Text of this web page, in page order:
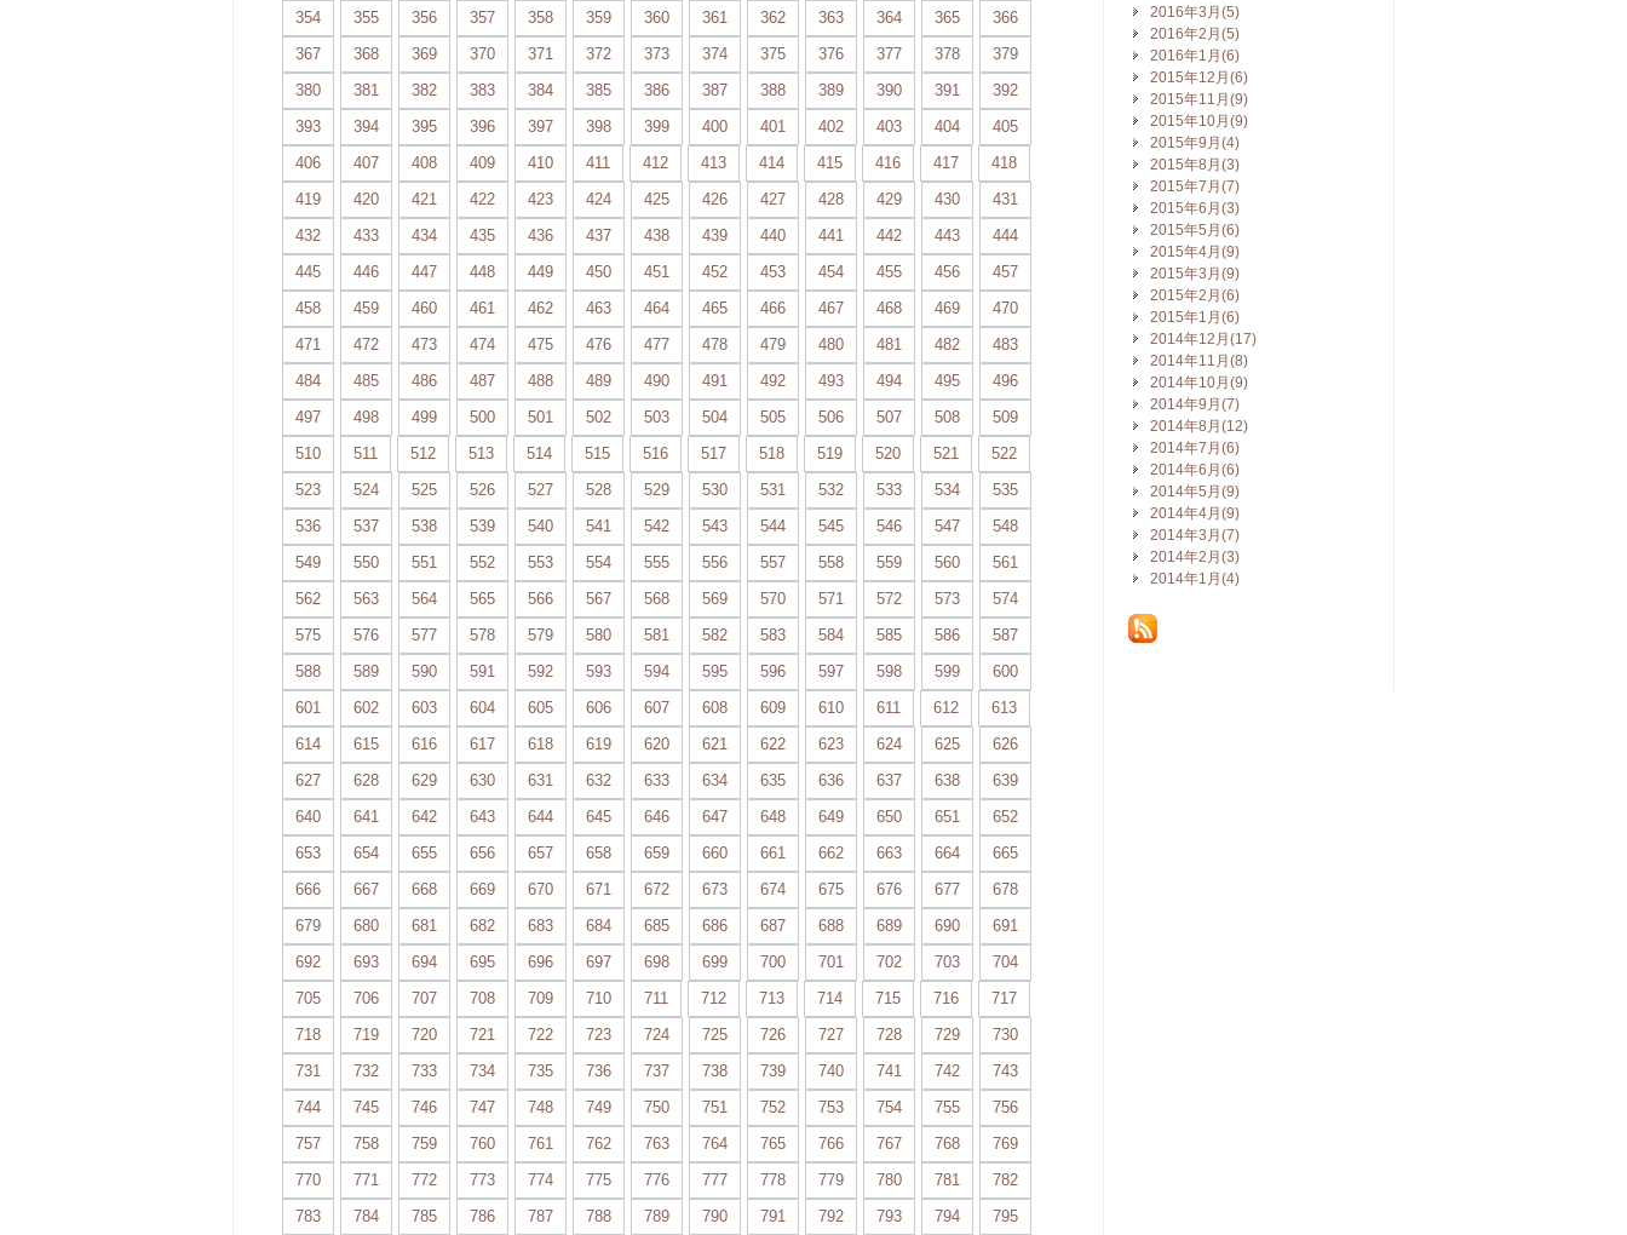
354
355 356 357 358 359 360 361 362 363 364 365
366
367
368 369 370 371 372 373 374 375 376 377 378
379
380
381 382 383 384 385 386 387 388 389 390 391
392
393
394 395 396 397 398 399 400 401 402 403 404
405
406
407 408 409 410 411 412 413 414 415 416 417
418
419
420 421 422 423 424 425 426 427 428 429 430
431
432
433 434 435 436 437 438 439 440 441 442 443
444
445
446 447 448 449 450 451 452 453 454 455 456
457
458
459 460 461 462 463 464 465 466 467 468 469
470
471
472 473 474 475 476 477 478 479 480 481 482
483
484
485 486 487 488 489 490 491 492 493 494 495
496
497
498 499 500 501 502 503 504 505 506 507 508
509
510
511 512 513 514 515 516 517 518 519 520 521
522
523
524 525 526 527 528 529 530 531 532 533 534
535
536
537 538 539 540 541 542 543 544 545 546 547
548
549
550 551 552 553 554 555 556 557 558 559 560
561
562
563 564 565 566 567 568 569 570 571 572 573
574
575
576 577 578 579 580 581 582 583 584 585 586
587
588
589 590 591 592 593 594 595 596 597 598 599
600
601
602 603 604 605 606 607 608 609 610 611 612
613
614
615 616 617 618 619 620 621 622 623 624 625
626
627
628 629 630 631 632 633 634 635 636 637 638
639
640
641 642 643 644 645 646 647 648 649 650 651
652
653
654 655 656 657 658 659 660 661 662 663 664
665
666
667 668 669 670 671 672 673 674 675 676 677
678
679
680 681 682 683 684 685 686 687 688 689 690
691
692
693 694 695 696 697 698 699 700 701 702 703
704
705
706 707 708 709 710 711 712 713 714 715 716
717
718
719 720 721 722 723 724 725 726 727 728 729
730
731
732 733 734 735 736 737 738 739 740 741 742
743
744
745 746 747 748 749 750 751 752 753 754 755
756
757
758 759 760 761 762 763 764 765 766 767 768
769
770
771 772 773 774 775 776 777 778 779 780 781
782
783
784 785 786 787 788 789 790 791 792 793 794 795
2016年3月(5)
2016年2月(5)
2016年1月(6)
2015年12月(6)
2015年11月(9)
2015年10月(9)
2015年9月(4)
2015年8月(3)
2015年7月(7)
2015年6月(3)
2015年5月(6)
2015年4月(9)
2015年3月(9)
2015年2月(6)
2015年1月(6)
2014年12月(17)
2014年11月(8)
2014年10月(9)
2014年9月(7)
2014年8月(12)
2014年7月(6)
2014年6月(6)
2014年5月(9)
2014年4月(9)
2014年3月(7)
2014年2月(3)
2014年1月(4)